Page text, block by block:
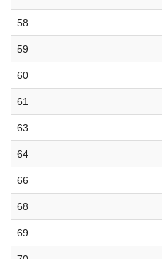
58
59
60
61
63
64
66
68
69